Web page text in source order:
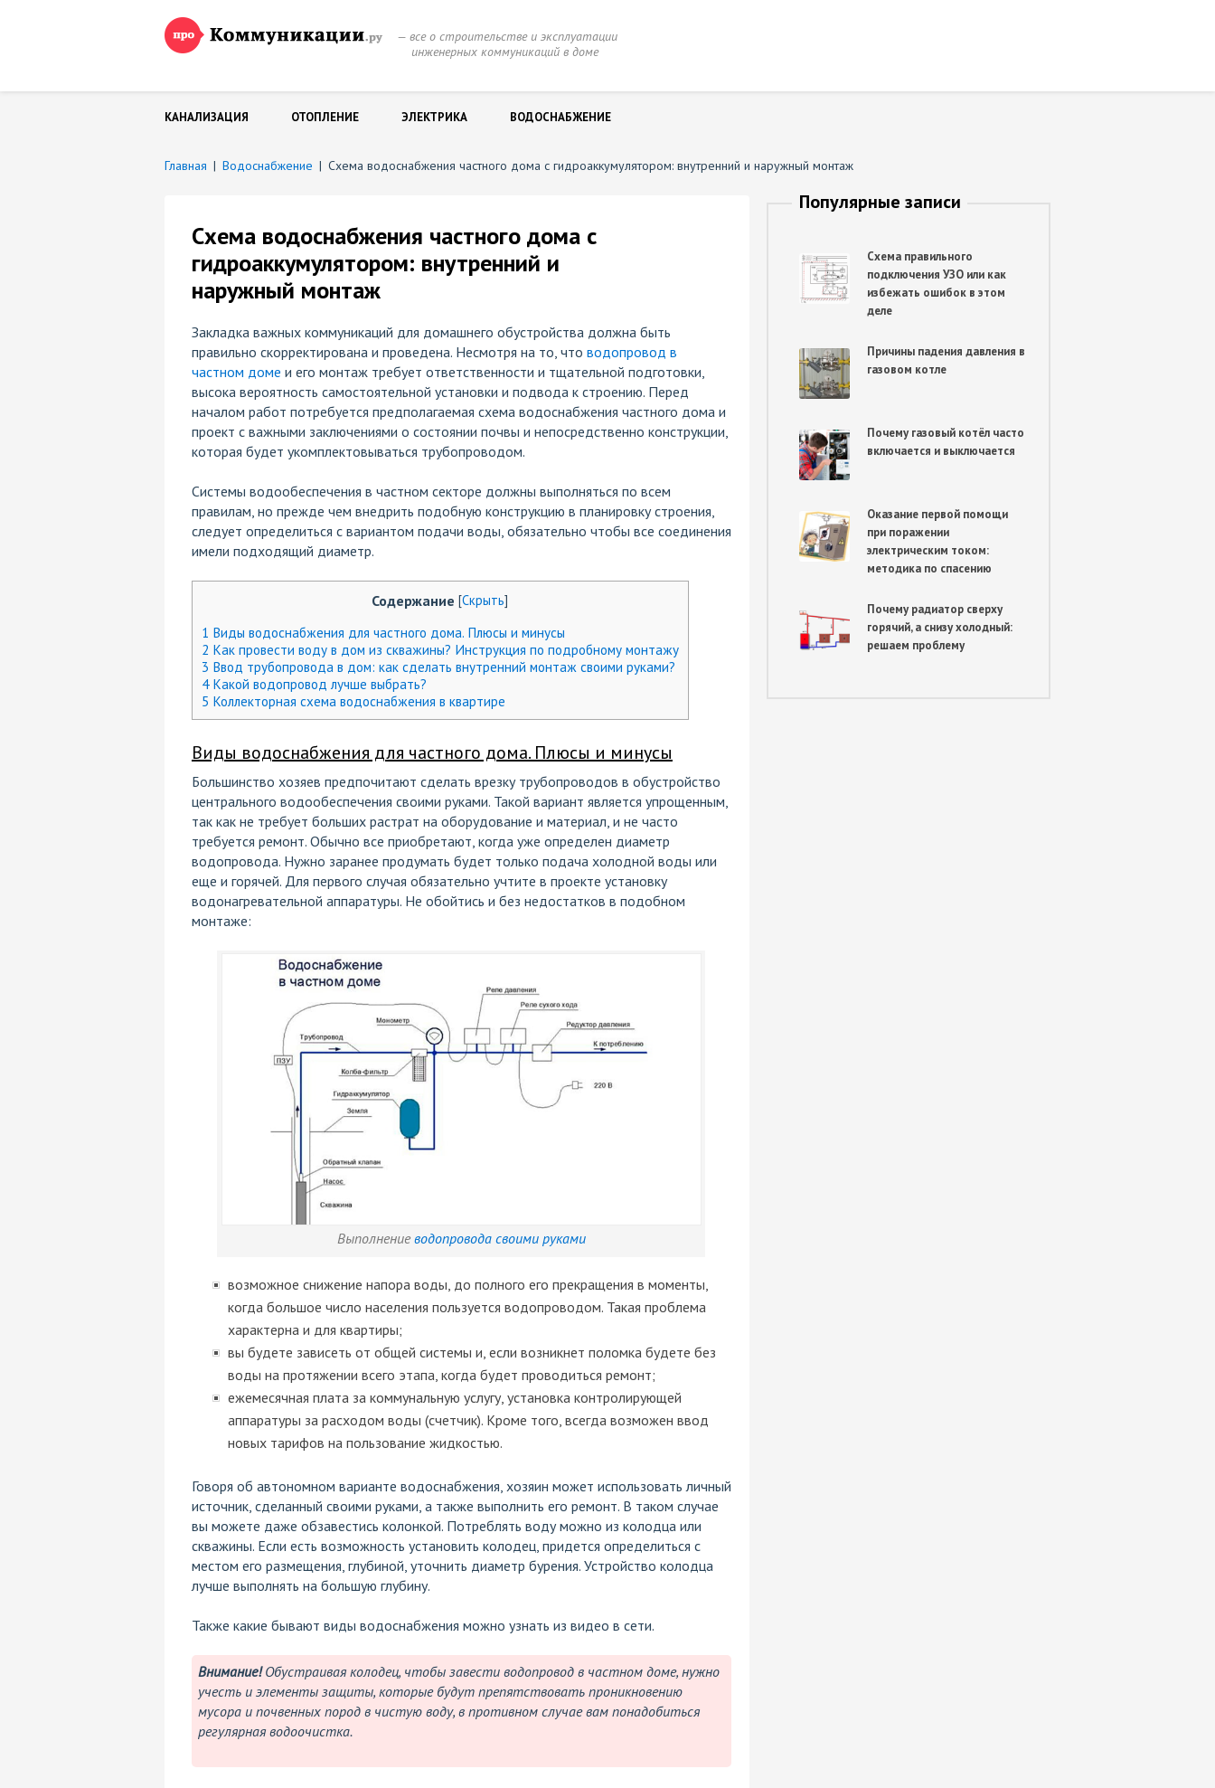
— все о строительстве и эксплуатации
инженерных коммуникаций в доме
КАНАЛИЗАЦИЯ ОТОПЛЕНИЕ ЭЛЕКТРИКА ВОДОСНАБЖЕНИЕ
Главная | Водоснабжение | Схема водоснабжения частного дома с гидроаккумулятором: внутренний и наружный монтаж
Схема водоснабжения частного дома с
гидроаккумулятором: внутренний и
наружный монтаж
Закладка важных коммуникаций для домашнего обустройства должна быть
правильно скорректирована и проведена. Несмотря на то, что водопровод в
частном доме и его монтаж требует ответственности и тщательной подготовки,
высока вероятность самостоятельной установки и подвода к строению. Перед
началом работ потребуется предполагаемая схема водоснабжения частного дома и
проект с важными заключениями о состоянии почвы и непосредственно конструкции,
которая будет укомплектовываться трубопроводом.
Системы водообеспечения в частном секторе должны выполняться по всем
правилам, но прежде чем внедрить подобную конструкцию в планировку строения,
следует определиться с вариантом подачи воды, обязательно чтобы все соединения
имели подходящий диаметр.
Содержание [Скрыть]
1 Виды водоснабжения для частного дома. Плюсы и минусы
2 Как провести воду в дом из скважины? Инструкция по подробному монтажу
3 Ввод трубопровода в дом: как сделать внутренний монтаж своими руками?
4Какой водопровод лучше выбрать?
5 Коллекторная схема водоснабжения в квартире
Виды водоснабжения для частного дома. Плюсы и минусы
Большинство хозяев предпочитают сделать врезку трубопроводов в обустройство
центрального водообеспечения своими руками. Такой вариант является упрощенным,
так как не требует больших растрат на оборудование и материал, и не часто
требуется ремонт. Обычно все приобретают, когда уже определен диаметр
водопровода. Нужно заранее продумать будет только подача холодной воды или
еще и горячей. Для первого случая обязательно учтите в проекте установку
водонагревательной аппаратуры. Не обойтись и без недостатков в подобном
монтаже:
Выполнениеводопровода своими руками
возможное снижение напора воды, до полного его прекращения в моменты,
когда большое число населения пользуется водопроводом. Такая проблема
характерна и для квартиры;
вы будете зависеть от общей системы и, если возникнет поломка будете без
воды на протяжении всего этапа, когда будет проводиться ремонт;
ежемесячная плата за коммунальную услугу, установка контролирующей
аппаратуры за расходом воды (счетчик). Кроме того, всегда возможен ввод
новых тарифов на пользование жидкостью.
Говоря об автономном варианте водоснабжения, хозяин может использовать личный
источник, сделанный своими руками, а также выполнить его ремонт. В таком случае
вы можете даже обзавестись колонкой. Потреблять воду можно из колодца или
скважины. Если есть возможность установить колодец, придется определиться с
местом его размещения, глубиной, уточнить диаметр бурения. Устройство колодца
лучше выполнять на большую глубину.
Также какие бывают виды водоснабжения можно узнать из видео в сети.
Внимание!Обустраивая колодец, чтобы завести водопровод в частном доме, нужно
учесть и элементы защиты, которые будут препятствовать проникновению
мусора и почвенных пород в чистую воду, в противном случае вам понадобиться
регулярная водоочистка.
Популярные записи
Схема правильного
подключения УЗО или как
избежать ошибок в этом
деле
Причины падения давления в
газовом котле
Почему газовый котёл часто
включается и выключается
Оказание первой помощи
при поражении
электрическим током:
методика по спасению
Почему радиатор сверху
горячий, а снизу холодный:
решаем проблему